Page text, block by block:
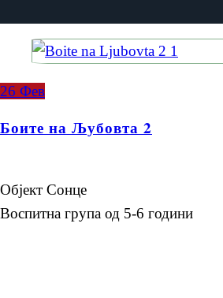
26 Фев
Боите на Љубовта 2
Објект Сонце
Воспитна група од 5-6 години